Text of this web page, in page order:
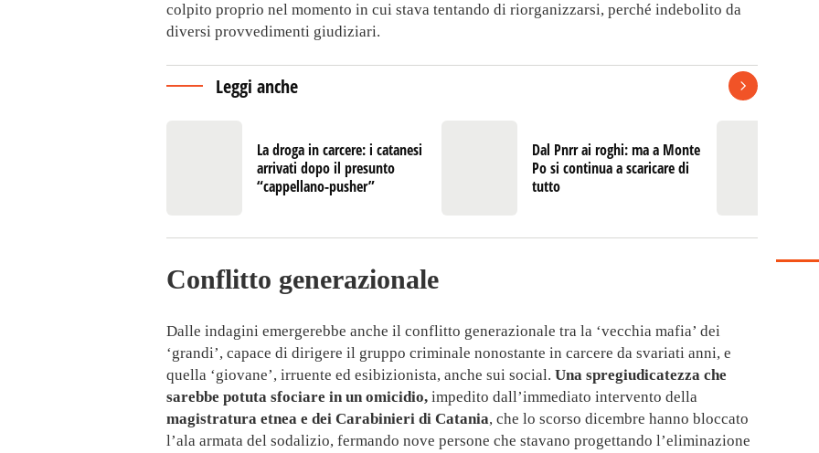
colpito proprio nel momento in cui stava tentando di riorganizzarsi, perché indebolito da
diversi provvedimenti giudiziari.
Leggi anche
La droga in carcere: i catanesi
arrivati dopo il presunto
“cappellano-pusher”
Dal Pnrr ai roghi: ma a Monte
Po si continua a scaricare di
tutto
Conflitto generazionale
Dalle indagini emergerebbe anche il conflitto generazionale tra la ‘vecchia mafia’ dei
‘grandi’, capace di dirigere il gruppo criminale nonostante in carcere da svariati anni, e
quella ‘giovane’, irruente ed esibizionista, anche sui social. Una spregiudicatezza che
sarebbe potuta sfociare in un omicidio, impedito dall’immediato intervento della
magistratura etnea e dei Carabinieri di Catania, che lo scorso dicembre hanno bloccato
l’ala armata del sodalizio, fermando nove persone che stavano progettando l’eliminazione